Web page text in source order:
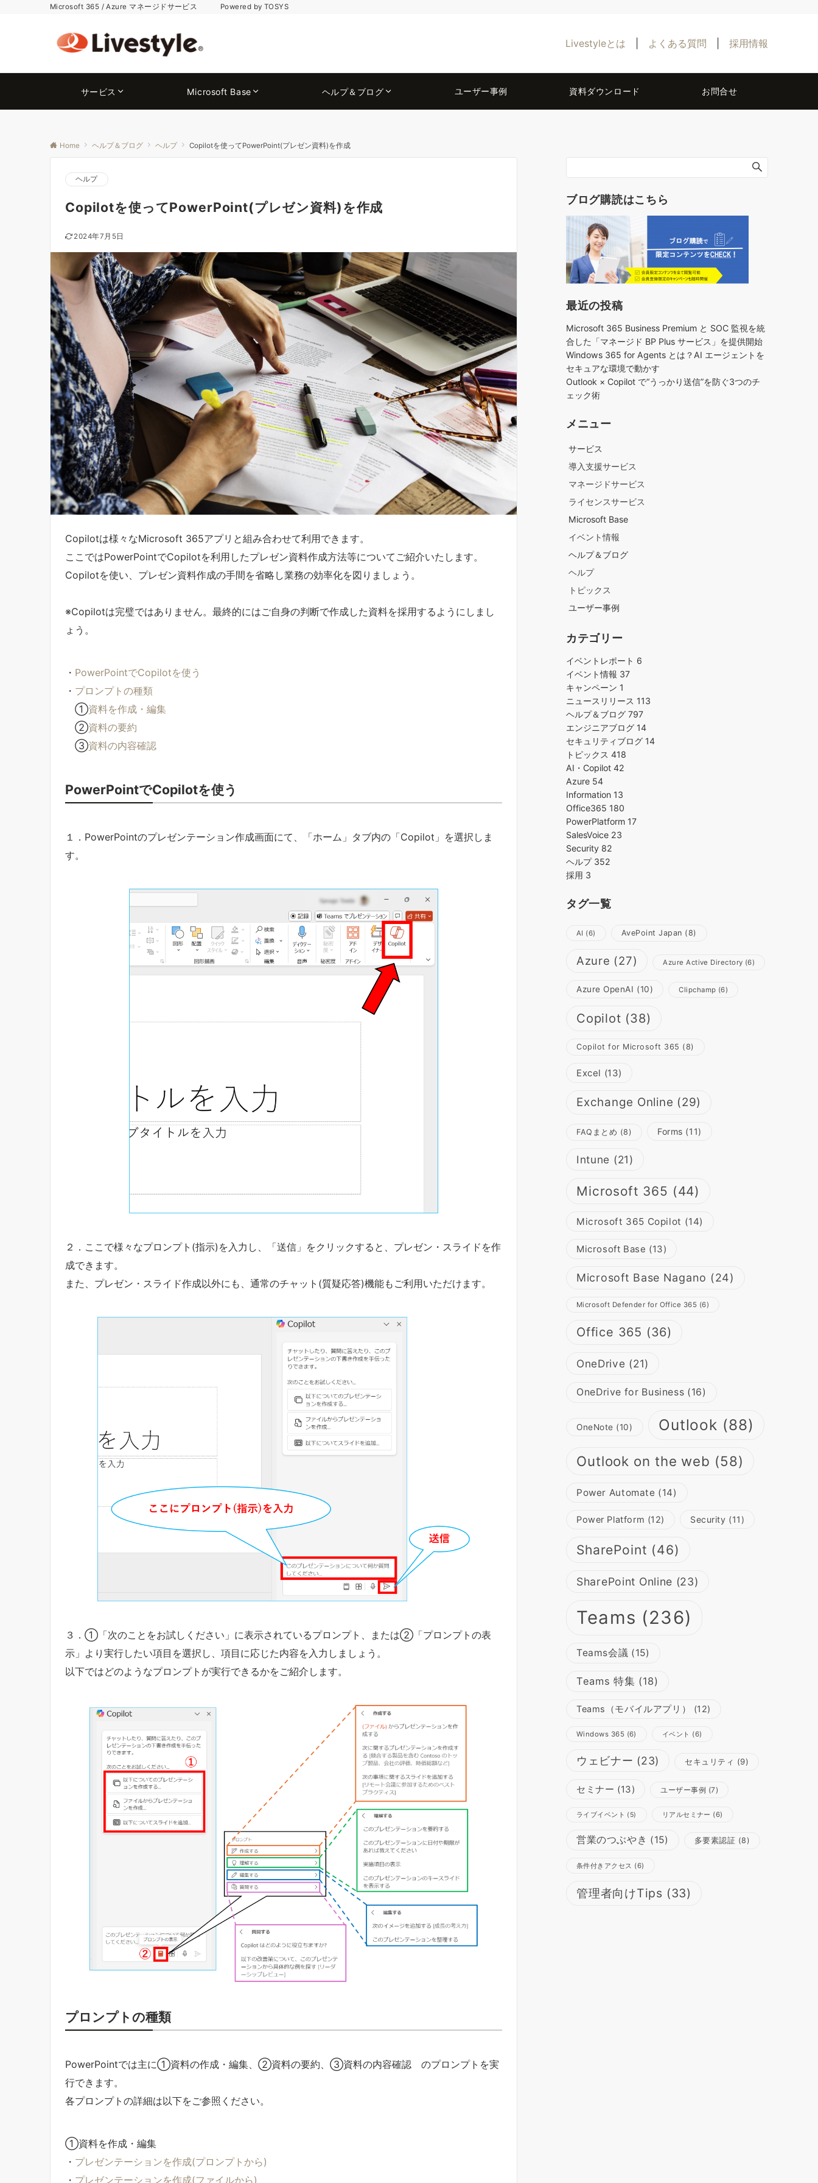
Microsoft 365 / Azure マネージドサービス Powered by TOSYS
Livestyleとは よくある質問 採用情報
サービス Microsoft Base ヘルプ＆ブログ ユーザー事例 資料ダウンロード お問合せ
Home ヘルプ＆ブログ ヘルプ Copilotを使ってPowerPoint(プレゼン資料)を作成
ヘルプ
Copilotを使ってPowerPoint(プレゼン資料)を作成
2024年7月5日
Copilotは様々なMicrosoft 365アプリと組み合わせて利用できます。
ここではPowerPointでCopilotを利用したプレゼン資料作成方法等についてご紹介いたします。
Copilotを使い、プレゼン資料作成の手間を省略し業務の効率化を図りましょう。
※Copilotは完璧ではありません。最終的にはご自身の判断で作成した資料を採用するようにしまし
ょう。
・ PowerPointでCopilotを使う
・ プロンプトの種類
①資料を作成・編集
②資料の要約
③資料の内容確認
PowerPointでCopilotを使う
１．PowerPointのプレゼンテーション作成画面にて、「ホーム」タブ内の「Copilot」を選択しま
す。
２．ここで様々なプロンプト(指示)を入力し、「送信」をクリックすると、プレゼン・スライドを作
成できます。
また、プレゼン・スライド作成以外にも、通常のチャット(質疑応答)機能もご利用いただけます。
３．①「次のことをお試しください」に表示されているプロンプト、または②「プロンプトの表
示」より実行したい項目を選択し、項目に応じた内容を入力しましょう。
以下ではどのようなプロンプトが実行できるかをご紹介します。
プロンプトの種類
PowerPointでは主に①資料の作成・編集、②資料の要約、③資料の内容確認 のプロンプトを実
行できます。
各プロンプトの詳細は以下をご参照ください。
①資料を作成・編集
・ プレゼンテーションを作成(プロンプトから)
・ プレゼンテーションを作成(ファイルから)
ブログ購読はこちら
最近の投稿
Microsoft 365 Business Premium と SOC 監視を統
合した「マネージド BP Plus サービス」を提供開始
Windows 365 for Agents とは？AI エージェントを
セキュアな環境で動かす
Outlook × Copilot で“うっかり送信”を防ぐ3つのチ
ェック術​
メニュー
サービス
導入支援サービス
マネージドサービス
ライセンスサービス
Microsoft Base
イベント情報
ヘルプ＆ブログ
ヘルプ
トピックス
ユーザー事例
カテゴリー
イベントレポート 6
イベント情報 37
キャンペーン 1
ニュースリリース 113
ヘルプ＆ブログ 797
エンジニアブログ 14
セキュリティブログ 14
トピックス 418
AI・Copilot 42
Azure 54
Information 13
Office365 180
PowerPlatform 17
SalesVoice 23
Security 82
ヘルプ 352
採用 3
タグ一覧
AI (6) AvePoint Japan (8)
Azure (27) Azure Active Directory (6)
Azure OpenAI (10) Clipchamp (6)
Copilot (38)
Copilot for Microsoft 365 (8)
Excel (13)
Exchange Online (29)
FAQまとめ (8) Forms (11)
Intune (21)
Microsoft 365 (44)
Microsoft 365 Copilot (14)
Microsoft Base (13)
Microsoft Base Nagano (24)
Microsoft Defender for Office 365 (6)
Office 365 (36)
OneDrive (21)
OneDrive for Business (16)
OneNote (10) Outlook (88)
Outlook on the web (58)
Power Automate (14)
Power Platform (12) Security (11)
SharePoint (46)
SharePoint Online (23)
Teams (236)
Teams会議 (15)
Teams 特集 (18)
Teams（モバイルアプリ） (12)
Windows 365 (6) イベント (6)
ウェビナー (23) セキュリティ (9)
セミナー (13) ユーザー事例 (7)
ライブイベント (5) リアルセミナー (6)
営業のつぶやき (15) 多要素認証 (8)
条件付きアクセス (6)
管理者向けTips (33)